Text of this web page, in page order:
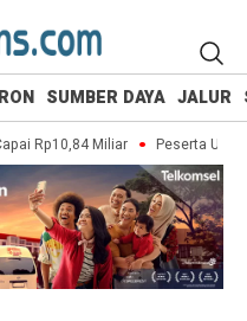
SUMBER DAYA JALUR
Rp10,84 Miliar Peserta UI